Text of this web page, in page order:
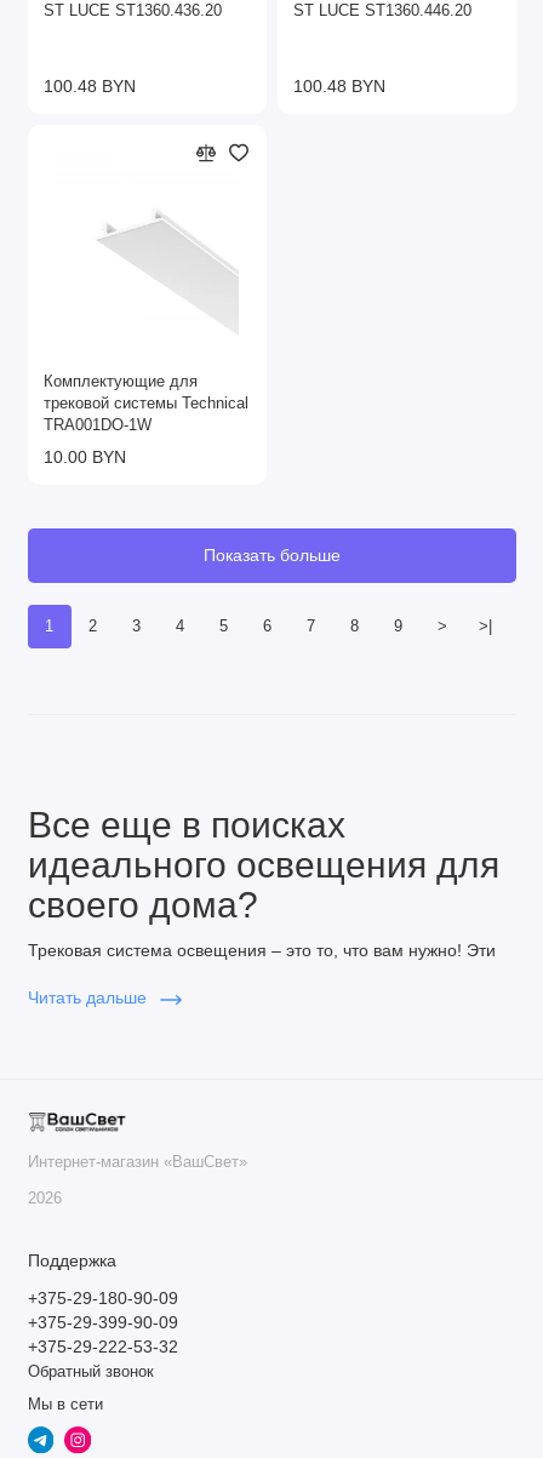
ST LUCE ST1360.436.20
100.48 BYN
ST LUCE ST1360.446.20
100.48 BYN
Комплектующие для
трековой системы Technical
TRA001DO-1W
10.00 BYN
1 2 3 4 5 6 7 8 9 > >|
Показать больше
Все еще в поисках
идеального освещения для
своего дома?
Трековая система освещения – это то, что вам нужно! Эти
комнаты – кухни, спальни или гостиной. Они не только
Почему трековые системы освещения так
популярны?
хорошее освещение рабочей зоны, или в спальне, где
Современный дизайн: Трековые светильники
прекрасно смотрятся в любом интерьере, в том числе
с натяжными потолками. Они не только
функциональны, но и придают вашему дому стильный
и современный вид.
Простота установки: Установить трековые светильники
Читать дальше
Интернет-магазин «ВашСвет»
2026
Поддержка
+375-29-180-90-09
+375-29-399-90-09
+375-29-222-53-32
Обратный звонок
Мы в сети